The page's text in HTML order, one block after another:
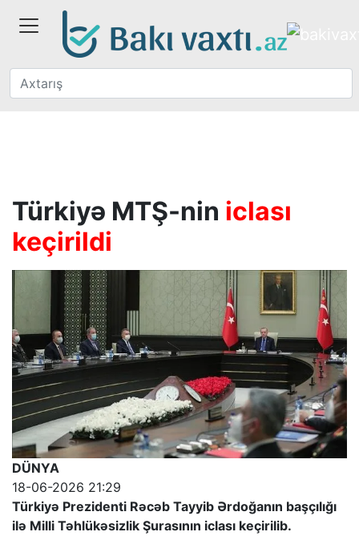
Türkiyə MTŞ-nin iclası
keçirildi
DÜNYA
18-06-2026 21:29
Türkiyə Prezidenti Rəcəb Tayyib Ərdoğanın başçılığı
ilə Milli Təhlükəsizlik Şurasının iclası keçirilib.